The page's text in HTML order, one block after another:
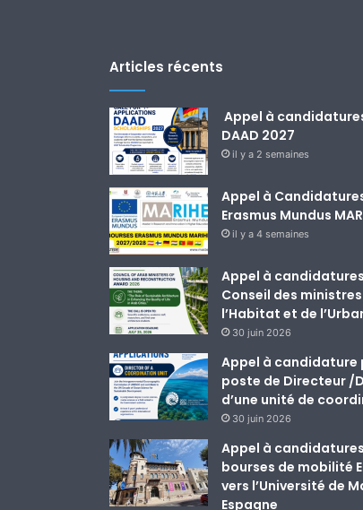
Articles récents
Appel à
DAAD 2027
il y a 2 semaines
Appel à
Erasmus Mundus
il y a 4 semaines
Appel à
Conseil des
l’Habitat et de
30 juin 2026
Appel à candidature
poste de Directeur /
d’une unité de
30 juin 2026
Appel à
bourses de mobilité
vers l’Université de
Espagne